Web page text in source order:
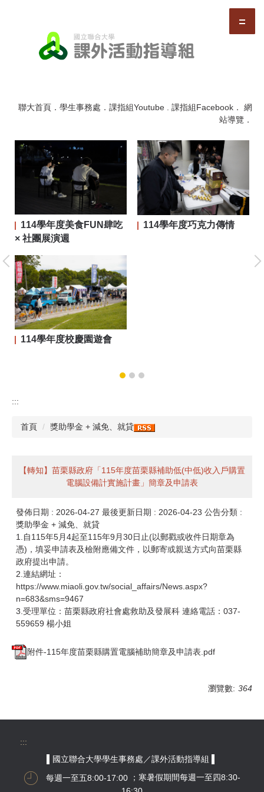
聯大首頁 ． 學生事務處 ． 課指組Youtube . 課指組Facebook ． 網
站導覽 ．
114學年度美食FUN肆吃
× 社團展演週
114學年度巧克力傳情
114學年度校慶園遊會
:::
首頁 獎助學金 + 減免、就貸
【轉知】苗栗縣政府「115年度苗栗縣補助低(中低)收入戶購置
電腦設備計實施計畫」簡章及申請表
發佈日期 : 2026-04-27 最後更新日期 : 2026-04-23 公告分類 :
獎助學金 + 減免、就貸
1.自115年5月4起至115年9月30日止(以郵戳或收件日期章為
憑)，填妥申請表及檢附應備文件，以郵寄或親送方式向苗栗縣
政府提出申請。
2.連結網址：
https://www.miaoli.gov.tw/social_affairs/News.aspx?
n=683&sms=9467
3.受理單位：苗栗縣政府社會處救助及發展科 連絡電話：037-
559659 楊小姐
附件-115年度苗栗縣購置電腦補助簡章及申請表.pdf
瀏覽數: 364
:::
▌國立聯合大學學生事務處／課外活動指導組 ▌
每週一至五8:00-17:00
；寒暑假期間每週一至四8:30-